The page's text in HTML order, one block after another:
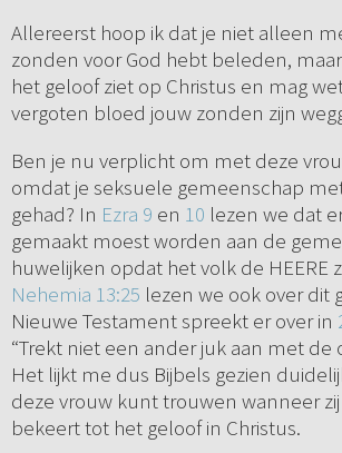
Allereerst hoop ik dat je niet alleen
zonden voor God hebt beleden,
het geloof ziet op Christus en mag
vergoten bloed jouw zonden zijn
Ben je nu verplicht om met deze
omdat je seksuele gemeenschap
gehad? In Ezra 9 en 10 lezen we dat
gemaakt moest worden aan de
huwelijken opdat het volk de HEERE
Nehemia 13:25 lezen we ook over dit
Nieuwe Testament spreekt er over in
“Trekt niet een ander juk aan met de
Het lijkt me dus Bijbels gezien
deze vrouw kunt trouwen wanneer
bekeert tot het geloof in Christus.